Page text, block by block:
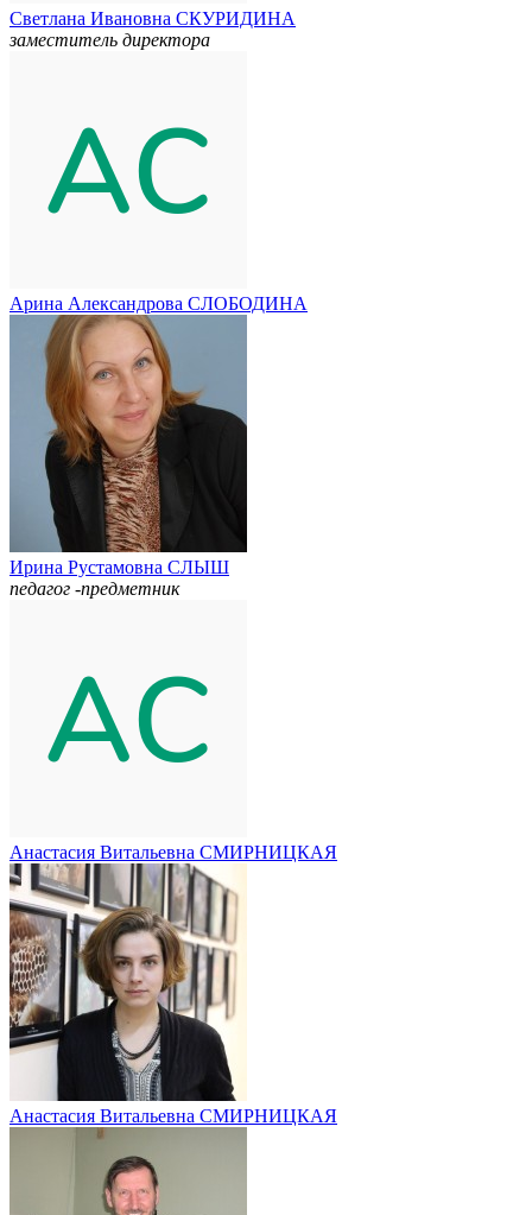
Светлана Ивановна СКУРИДИНА
заместитель директора
Арина Александрова СЛОБОДИНА
Ирина Рустамовна СЛЫШ
педагог -предметник
Анастасия Витальевна СМИРНИЦКАЯ
Анастасия Витальевна СМИРНИЦКАЯ